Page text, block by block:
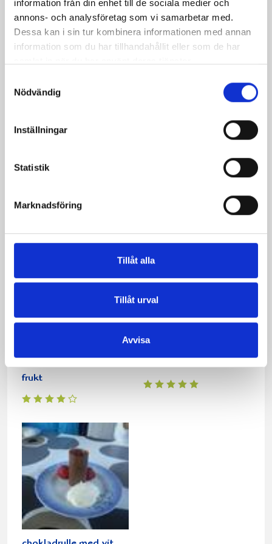
information från din enhet till de sociala medier och
annons- och analysföretag som vi samarbetar med.
Dessa kan i sin tur kombinera informationen med annan
information som du har tillhandahållit eller som de har
Nödvändig
Inställningar
Statistik
Marknadsföring
Tillåt alla
Tillåt urval
Avvisa
Gräslökscheesecake
Honungsbakad frukt
med valnötter
frukt